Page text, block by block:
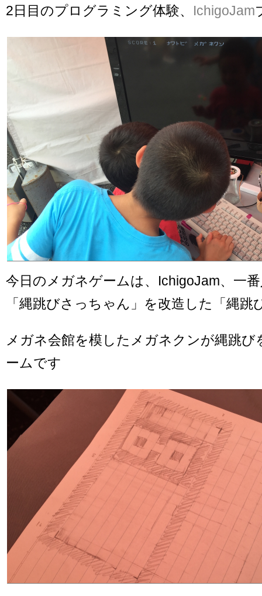
2日目のプログラミング体験、 IchigoJam
今日のメガネゲームは、IchigoJam、一
「縄跳びさっちゃん」を改造した「縄跳
メガネ会館を模したメガネクンが縄跳
ームです